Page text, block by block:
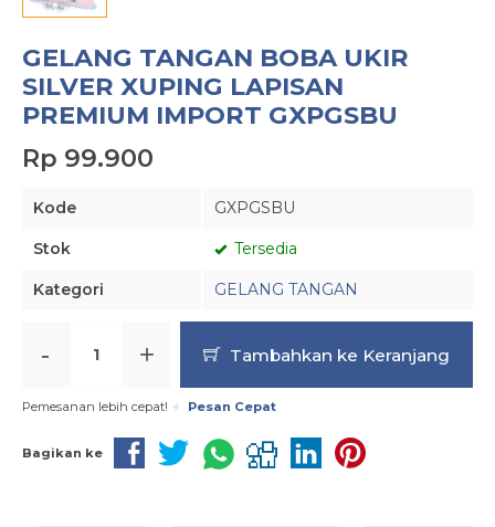
GELANG TANGAN BOBA UKIR
SILVER XUPING LAPISAN
PREMIUM IMPORT GXPGSBU
Rp 99.900
Kode GXPGSBU
Stok Tersedia
Kategori GELANG TANGAN
- + Tambahkan ke Keranjang
Pemesanan lebih cepat! Pesan Cepat
Bagikan ke